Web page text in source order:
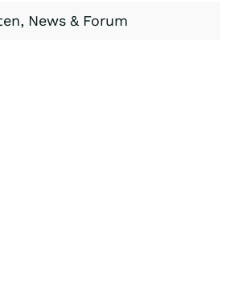
News & Forum